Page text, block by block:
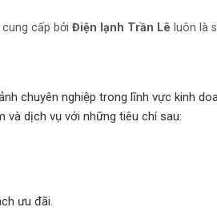
cấp bởi Điện lạnh Trần Lê luôn là
chuyên nghiệp trong lĩnh vực kinh
và dịch vụ với những tiêu chí sau:
ưu đãi.